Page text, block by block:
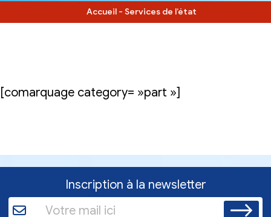
SE DIVERTIR
Accueil - Services de l’état
[comarquage category= »part »]
Inscription à la newsletter